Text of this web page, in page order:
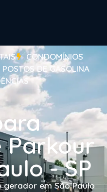
CONDOMÍNIOS
POSTOS DE GASOLINA
Parkour
- SP
em São Paulo